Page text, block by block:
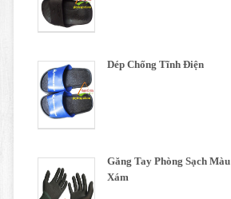
Dép Chống Tĩnh Điện
Găng Tay Phòng Sạch Màu
Xám